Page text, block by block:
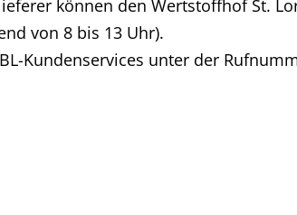
können den Wertstoffhof St.
von 8 bis 13 Uhr).
Kundenservices unter der